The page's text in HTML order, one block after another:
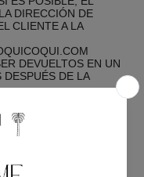
DIRECCIÓN DE
CLIENTE A LA
DEVUELTOS EN UN
DE LA
CLIENTE.
POR EL
POR